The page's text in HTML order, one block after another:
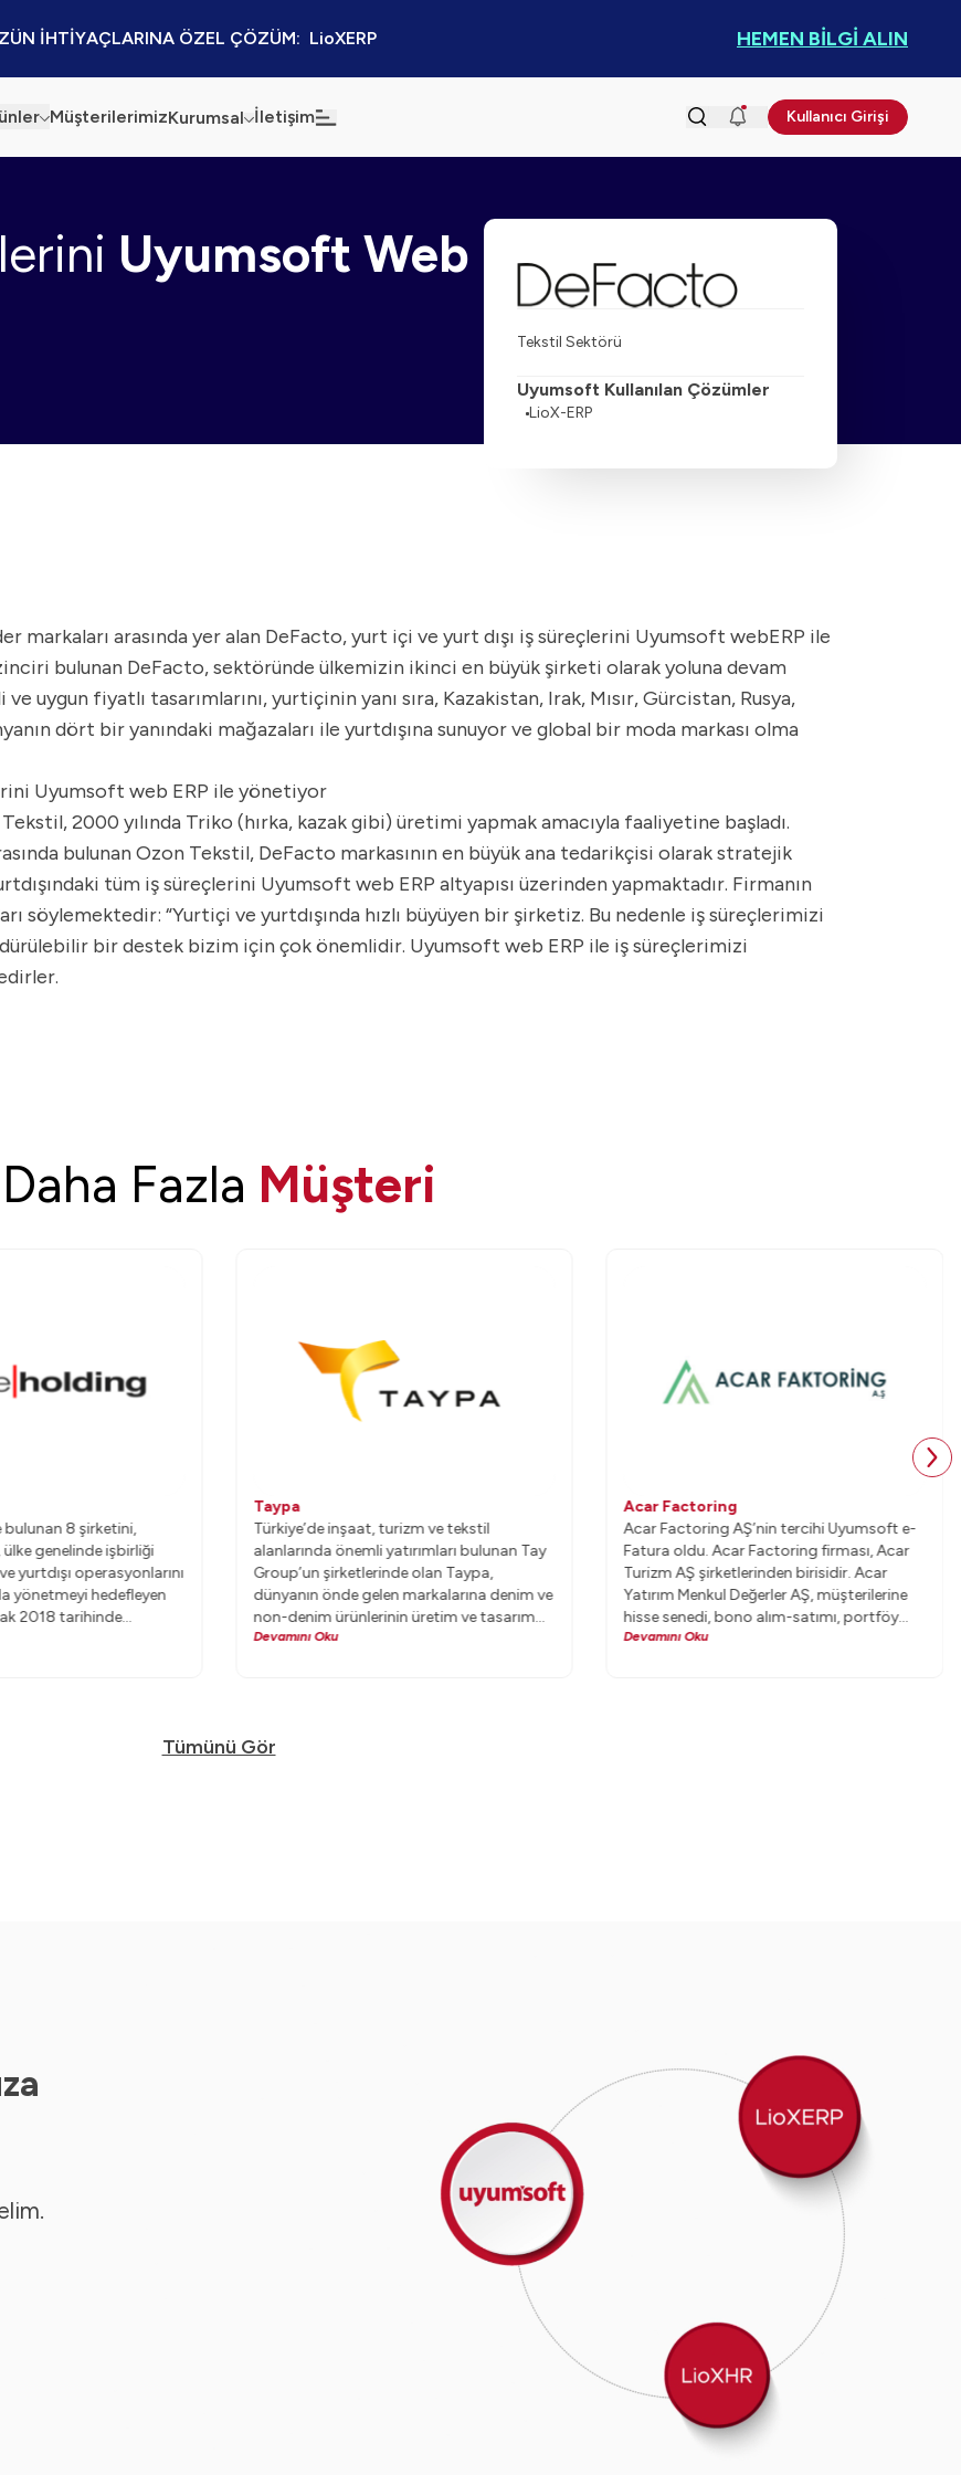
İHTİYAÇLARINA ÖZEL ÇÖZÜM:  LioXERP HEMEN BİLGİ ALIN
MüşterilerimizKurumsal
Sürdürülebilirlik
Kalite Politikamız
İletişim Kullanıcı Girişi
Uyumsoft Web
Tekstil Sektörü
Uyumsoft Kullanılan Çözümler
LioX-ERP
markaları arasında yer alan DeFacto, yurt içi ve yurt dışı iş süreçlerini Uyumsoft webERP ile
bulunan DeFacto, sektöründe ülkemizin ikinci en büyük şirketi olarak yoluna devam
uygun fiyatlı tasarımlarını, yurtiçinin yanı sıra, Kazakistan, Irak, Mısır, Gürcistan, Rusya,
dört bir yanındaki mağazaları ile yurtdışına sunuyor ve global bir moda markası olma
Uyumsoft web ERP ile yönetiyor
2000 yılında Triko (hırka, kazak gibi) üretimi yapmak amacıyla faaliyetine başladı.
bulunan Ozon Tekstil, DeFacto markasının en büyük ana tedarikçisi olarak stratejik
tüm iş süreçlerini Uyumsoft web ERP altyapısı üzerinden yapmaktadır. Firmanın
söylemektedir: “Yurtiçi ve yurtdışında hızlı büyüyen bir şirketiz. Bu nedenle iş süreçlerimizi
bir destek bizim için çok önemlidir. Uyumsoft web ERP ile iş süreçlerimizi
Daha Fazla Müşteri
bulunan 8 şirketini,
genelinde işbirliği
yurtdışı operasyonlarını
yönetmeyi hedefleyen
2018 tarihinde
projesine başladı.
Taypa
Türkiye’de inşaat, turizm ve tekstil
alanlarında önemli yatırımları bulunan Tay
Group’un şirketlerinde olan Taypa,
dünyanın önde gelen markalarına denim ve
non-denim ürünlerinin üretim ve tasarım
hizmetlerini sunuyor.
Devamını Oku
Acar Factoring
Acar Factoring AŞ’nin tercihi Uyumsoft e-
Fatura oldu. Acar Factoring firması, Acar
Turizm AŞ şirketlerinden birisidir. Acar
Yatırım Menkul Değerler AŞ, müşterilerine
hisse senedi, bono alım-satımı, portföy
yönetimi ve kurumsal finansman
Devamını Oku
Tümünü Gör